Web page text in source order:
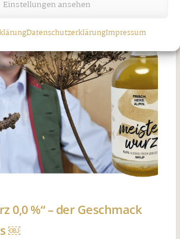
Einstellungen ansehen
DatenschutzerklärungImpressum
0,0 %“ – der Geschmack
￼